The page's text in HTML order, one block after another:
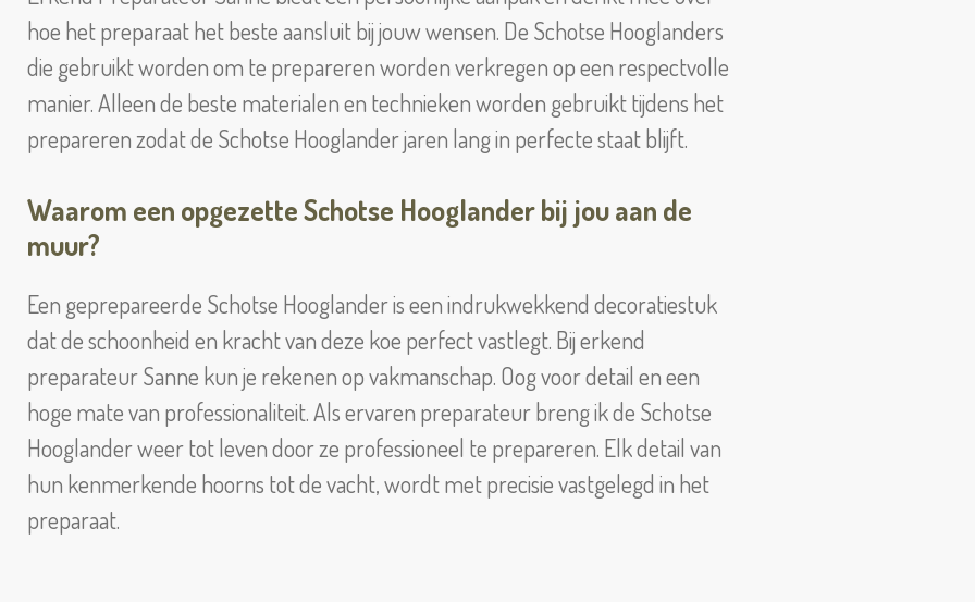
hoe het preparaat het beste aansluit bij jouw wensen. De Schotse Hooglanders
die gebruikt worden om te prepareren worden verkregen op een respectvolle
manier. Alleen de beste materialen en technieken worden gebruikt tijdens het
prepareren zodat de Schotse Hooglander jaren lang in perfecte staat blijft.
Waarom een opgezette Schotse Hooglander bij jou aan de
muur?
Een geprepareerde Schotse Hooglander is een indrukwekkend decoratiestuk
dat de schoonheid en kracht van deze koe perfect vastlegt. Bij erkend
preparateur Sanne kun je rekenen op vakmanschap. Oog voor detail en een
hoge mate van professionaliteit. Als ervaren preparateur breng ik de Schotse
Hooglander weer tot leven door ze professioneel te prepareren. Elk detail van
hun kenmerkende hoorns tot de vacht, wordt met precisie vastgelegd in het
preparaat.